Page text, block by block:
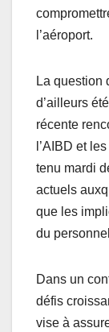
l’aéroport.
La question
d’ailleurs
récente
l’AIBD et
tenu mardi
actuels
que les
du
Dans un
défis
vise à